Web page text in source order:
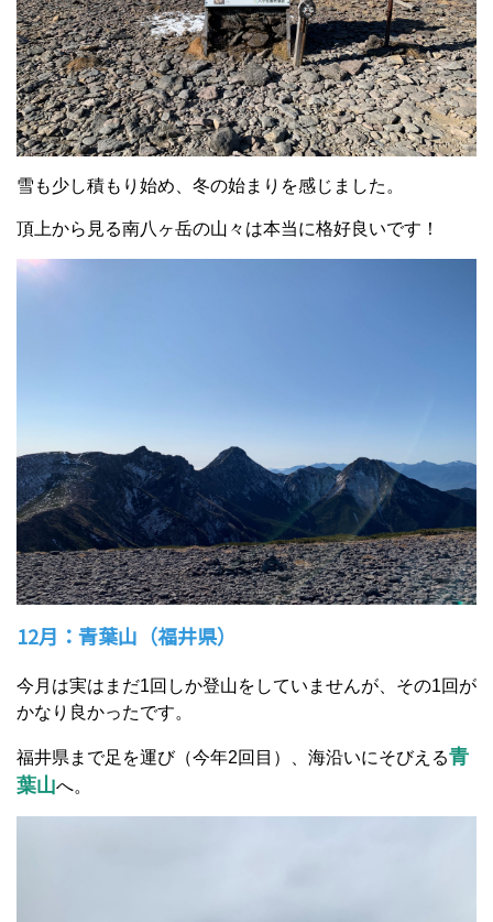
雪も少し積もり始め、冬の始まりを感じました。
頂上から見る南八ヶ岳の山々は本当に格好良いです！
12月：青葉山（福井県）
今月は実はまだ1回しか登山をしていませんが、その1回が
かなり良かったです。
福井県まで足を運び（今年2回目）、海沿いにそびえる青
葉山へ。